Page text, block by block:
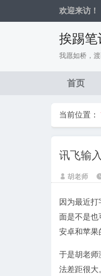
欢迎来访！
挨踢笔
我愿如桥，
首页
当前位置：
讯飞输
 胡老师
因为最近
面是不是也
安卓和苹
于是胡老师
法差距很大